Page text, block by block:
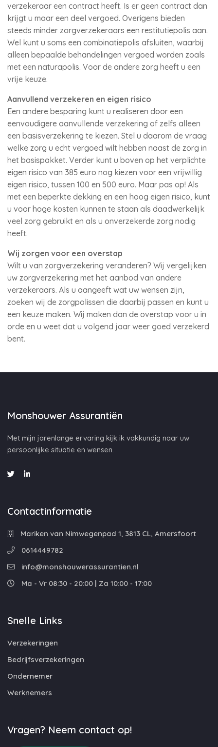
verzekeraar een contract heeft. Is er geen contract dan
krijgt u maar een deel vergoed. Overigens bieden
steeds minder zorgverzekeraars een restitutiepolis aan.
Wel kunt u soms een combinatiepolis afsluiten, waarbij
alleen bepaalde behandelingen vergoed worden zoals
met een naturapolis. Voor de andere zorg heeft u een
vrije keuze.
Aanvullend verzekeren en eigen risico
Een andere besparing kunt u realiseren door een
eenvoudigere aanvullende verzekering of zelfs alleen
een basisverzekering te kiezen. Stel u daarom de vraag
welke zorg u echt vergoed wilt hebben naast de zorg in
het basispakket. Verder kunt u boven op het verplichte
eigen risico van 385 euro nog kiezen voor een vrijwillig
eigen risico, tussen 100 en 500 euro. Maar pas op! Als
met een beperkte dekking en een hoog eigen risico, kunt
u voor hoge kosten kunnen te staan als daadwerkelijk
veel zorg gebruikt en als u onverzekerde zorg nodig
heeft.
Wij zorgen voor een overstap
Wilt u van zorgverzekering veranderen? Wij vergelijken
uw zorgverzekering met het aanbod van andere
verzekeraars. Als u aangeeft wat uw wensen zijn,
zoeken wij de zorgpolissen die daarbij passen en kunt u
een keuze maken. Wij maken dan de overstap voor u in
orde en u weet dat u volgend jaar weer goed verzekerd
bent.
Monshouwer Assurantiën
Met mijn jarenlange ervaring kijk ik vakkundig naar uw
persoonlijke situatie en wensen.
Contactinformatie
Mariken van Nimwegenpad 1, 3813 CL, Amersfoort
0614449782
info@monshouwerassurantien.nl
Ma - Vr 08:30 - 20:00 | Za 10:00 - 17:00
Snelle Links
Verzekeringen
Bedrijfsverzekeringen
Ondernemer
Werknemers
Vragen? Neem contact op!